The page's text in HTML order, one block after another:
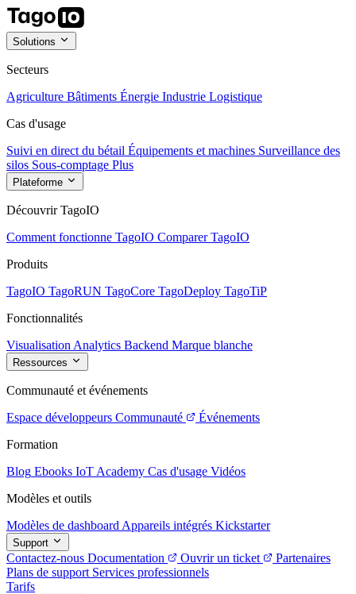
Solutions
Secteurs
Agriculture Bâtiments Énergie Industrie Logistique
Cas d'usage
Suivi en direct du bétail Équipements et machines Surveillance des
silos Sous-comptage Plus
Plateforme
Découvrir TagoIO
Comment fonctionne TagoIO Comparer TagoIO
Produits
TagoIO TagoRUN TagoCore TagoDeploy TagoTiP
Fonctionnalités
Visualisation Analytics Backend Marque blanche
Ressources
Communauté et événements
Espace développeurs Communauté
Événements
Formation
Blog Ebooks IoT Academy Cas d'usage Vidéos
Modèles et outils
Modèles de dashboard Appareils intégrés Kickstarter
Support
Contactez-nous Documentation Ouvrir un ticket
Partenaires
Plans de support Services professionnels
Tarifs